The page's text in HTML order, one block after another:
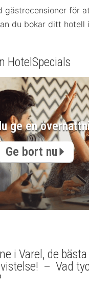
gästrecensioner för
du bokar ditt hotell
HotelSpecials
ge en
Ge bort nu
i Varel, de
– Vad